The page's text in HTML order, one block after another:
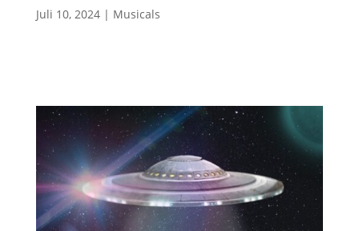
Juli 10, 2024| Musicals